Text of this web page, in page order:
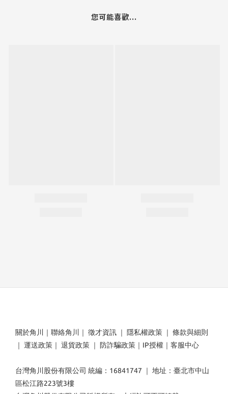
您可能喜歡...
關於角川 ｜ 聯絡角川 ｜ 徵才資訊 ｜ 隱私權政策 ｜ 條款與細則
｜ 運送政策 ｜ 退貨政策 ｜ 防詐騙政策 ｜ IP授權 ｜ 客服中心
台灣角川股份有限公司 統編：16841747 ｜ 地址：臺北市中山
區松江路223號3樓